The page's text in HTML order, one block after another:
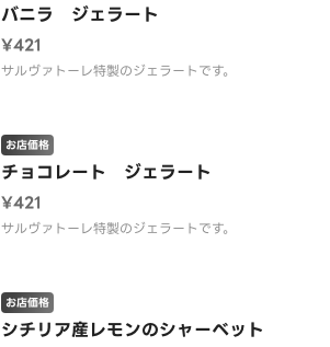
バニラ ジェラート
¥421
サルヴァトーレ特製のジェラートです。
チョコレート ジェラート
お店価格
¥421
サルヴァトーレ特製のジェラートです。
シチリア産レモンのシャーベット
お店価格